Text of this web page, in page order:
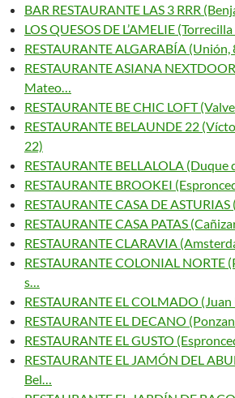
BAR RESTAURANTE LAS 3 RRR
LOS QUESOS DE L’AMELIE
RESTAURANTE ALGARABÍA (Unión,
RESTAURANTE ASIANA
Mateo…
RESTAURANTE BE CHIC LOFT
RESTAURANTE BELAUNDE 22
22)
RESTAURANTE BELLALOLA (Duque
RESTAURANTE BROOKEI
RESTAURANTE CASA DE
RESTAURANTE CASA PATAS
RESTAURANTE CLARAVIA
RESTAURANTE COLONIAL NORTE
s…
RESTAURANTE EL COLMADO
RESTAURANTE EL DECANO
RESTAURANTE EL GUSTO
RESTAURANTE EL JAMÓN DEL
Bel…